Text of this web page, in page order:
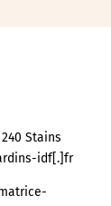
Stains
idf[.]fr